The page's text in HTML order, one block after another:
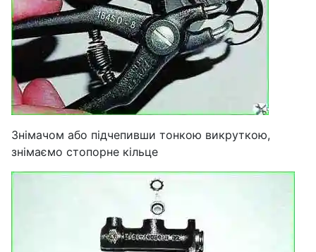
Знімачом або підчепивши тонкою викруткою,
знімаємо стопорне кільце